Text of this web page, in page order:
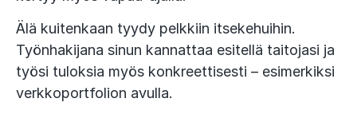
Älä kuitenkaan tyydy pelkkiin itsekehuihin.
Työnhakijana sinun kannattaa esitellä taitojasi ja
työsi tuloksia myös konkreettisesti – esimerkiksi
verkkoportfolion avulla.